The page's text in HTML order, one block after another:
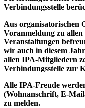
Verbindungsstelle
Aus organisatorischen
Voranmeldung zu allen
Veranstaltungen
wir auch in diesem
allen IPA-Mitgliedern
Verbindungsstelle zur
Alle IPA-Freude
(Wohnanschrift, E-
zu melden.